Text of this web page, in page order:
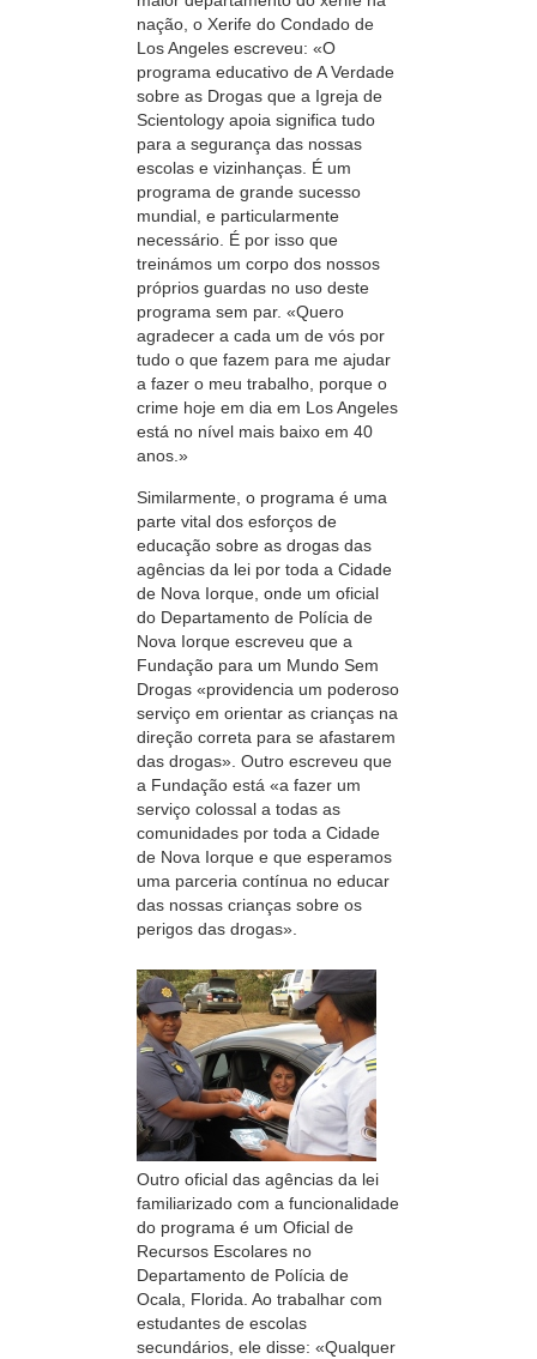
nação, o Xerife do Condado de
Los Angeles escreveu: «O
programa educativo de A Verdade
sobre as Drogas que a Igreja de
Scientology apoia significa tudo
para a segurança das nossas
escolas e vizinhanças. É um
programa de grande sucesso
mundial, e particularmente
necessário. É por isso que
treinámos um corpo dos nossos
próprios guardas no uso deste
programa sem par. «Quero
agradecer a cada um de vós por
tudo o que fazem para me ajudar
a fazer o meu trabalho, porque o
crime hoje em dia em Los Angeles
está no nível mais baixo em 40
anos.»
Similarmente, o programa é uma
parte vital dos esforços de
educação sobre as drogas das
agências da lei por toda a Cidade
de Nova Iorque, onde um oficial
do Departamento de Polícia de
Nova Iorque escreveu que a
Fundação para um Mundo Sem
Drogas «providencia um poderoso
serviço em orientar as crianças na
direção correta para se afastarem
das drogas». Outro escreveu que
a Fundação está «a fazer um
serviço colossal a todas as
comunidades por toda a Cidade
de Nova Iorque e que esperamos
uma parceria contínua no educar
das nossas crianças sobre os
perigos das drogas».
Outro oficial das agências da lei
familiarizado com a funcionalidade
do programa é um Oficial de
Recursos Escolares no
Departamento de Polícia de
Ocala, Florida. Ao trabalhar com
estudantes de escolas
secundários, ele disse: «Qualquer